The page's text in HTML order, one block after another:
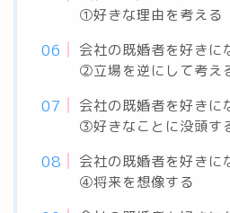
①好きな理由を考える
会社の既婚者を好きに
②立場を逆にして考え
会社の既婚者を好きに
③好きなことに没頭す
会社の既婚者を好きに
④将来を想像する